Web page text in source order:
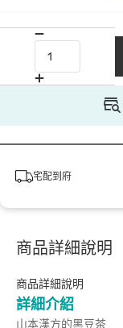
宅配到府
商品詳細說明
商品詳細說明
詳細介紹
山本漢方的黑豆茶